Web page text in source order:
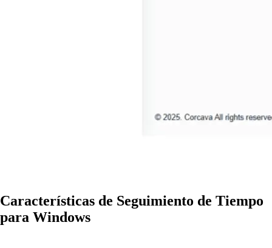
Características de Seguimiento de Tiempo
para Windows